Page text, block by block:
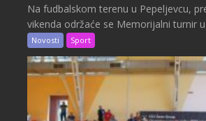
Na fudbalskom terenu u Pepeljevcu,
vikenda održaće se Memorijalni turnir
Novosti Sport